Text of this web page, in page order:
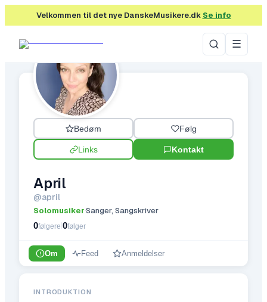
Velkommen til det nye DanskeMusikere.dk Se info
☰
Bedøm Følg
Links Kontakt
April
@april
Solomusiker·Sanger, Sangskriver
0følgere 0følger
Om Feed Anmeldelser
INTRODUKTION